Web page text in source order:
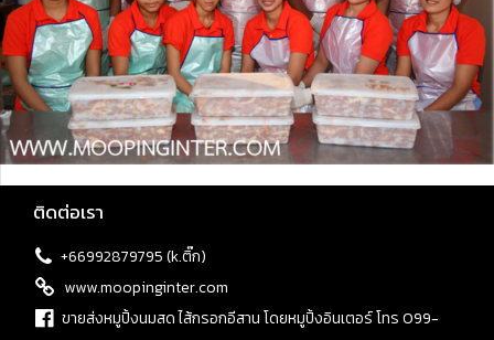
ติดต่อเรา
+66992879795 (k.ติ๊ก)
www.moopinginter.com
ขายส่งหมูปิ้งนมสด ไส้กรอกอีสาน โดยหมูปิ้งอินเตอร์ โทร 099-